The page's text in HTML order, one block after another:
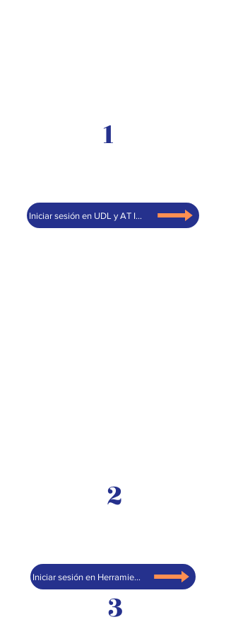
1
Iniciar sesión en UDL y AT Immersion
2
Iniciar sesión en Herramientas digitales y AT
3